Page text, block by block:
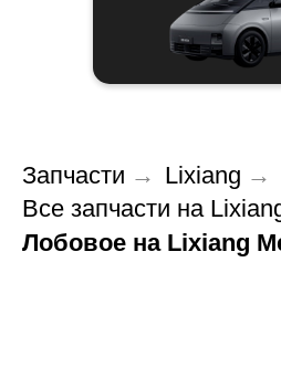
Запчасти → Lixiang →
Все запчасти на
Лобовое на Lixiang